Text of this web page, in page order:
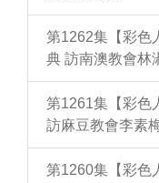
第1262集【彩色
典 訪南澳教會林
第1261集【彩色
訪麻豆教會李素
第1260集【彩色